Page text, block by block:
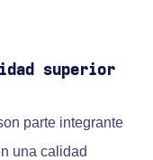
superior
parte integrante
una calidad